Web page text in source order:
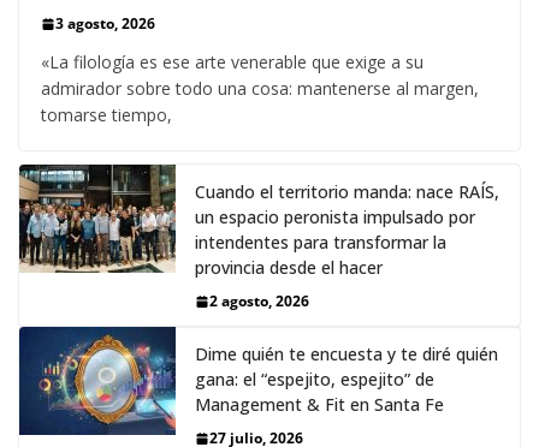
3 agosto, 2026
«La filología es ese arte venerable que exige a su
admirador sobre todo una cosa: mantenerse al margen,
tomarse tiempo,
Cuando el territorio manda: nace RAÍS,
un espacio peronista impulsado por
intendentes para transformar la
provincia desde el hacer
2 agosto, 2026
Dime quién te encuesta y te diré quién
gana: el “espejito, espejito” de
Management & Fit en Santa Fe
27 julio, 2026